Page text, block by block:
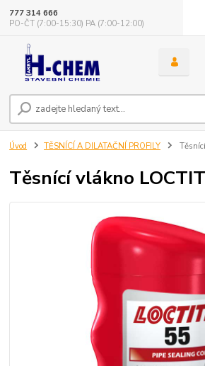
777 314 666
PO-ČT (7:00-15:30) PA (7:00-12:00)
Úvod TĚSNÍCÍ A DILATAČNÍ PROFILY
Těsnící vlákno